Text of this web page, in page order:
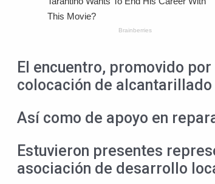
El encuentro, promovido
colocación de
Así como de apoyo en
Estuvieron presentes
asociación de desarrollo